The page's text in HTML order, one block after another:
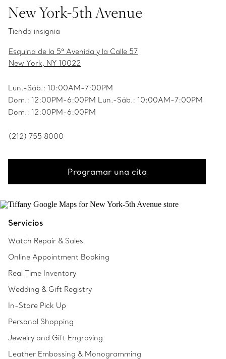
New York-5th Avenue
Tienda insignia
Esquina de la 5ª Avenida y la Calle 57
New York, NY 10022
Lun.-Sáb.: 10:00AM-7:00PM
Dom.: 12:00PM-6:00PM Lun.-Sáb.: 10:00AM-7:00PM
Dom.: 12:00PM-6:00PM
(212) 755 8000
Programar una cita
Servicios
Watch Repair & Sales
Online Appointment Booking
Real Time Inventory
Wedding & Gift Registry
In-Store Pick Up
Personal Shopping
Jewelry and Gift Engraving
Leather Embossing & Monogramming